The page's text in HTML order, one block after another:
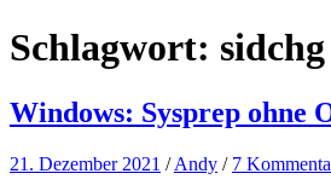
Schlagwort: sidchg
Windows: Sysprep ohne
21. Dezember 2021 /Andy / 7